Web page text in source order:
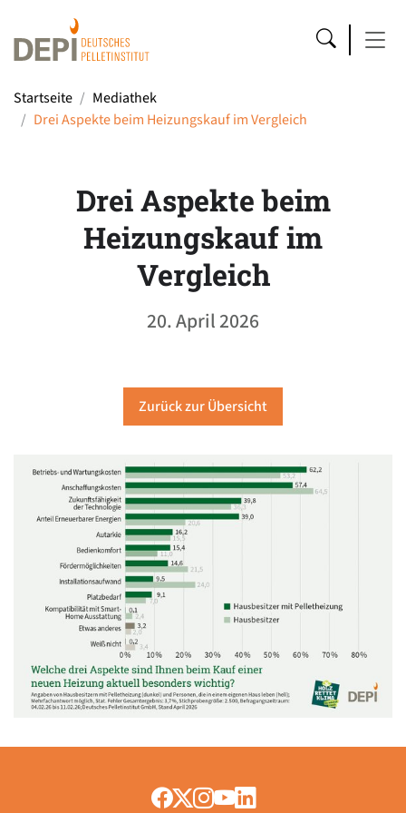
Startseite
Mediathek
Drei Aspekte beim Heizungskauf im Vergleich
Drei Aspekte beim
Heizungskauf im
Vergleich
20. April 2026
Zurück zur Übersicht